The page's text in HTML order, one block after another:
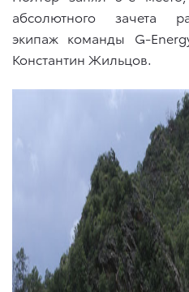
абсолютного зачета
экипаж команды G-
Константин Жильцов.